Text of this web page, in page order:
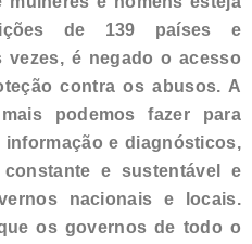
de 139 países e
é negado o acesso
contra os abusos. A
podemos fazer para
e diagnósticos,
e sustentável e
nacionais e locais.
os governos de todo o